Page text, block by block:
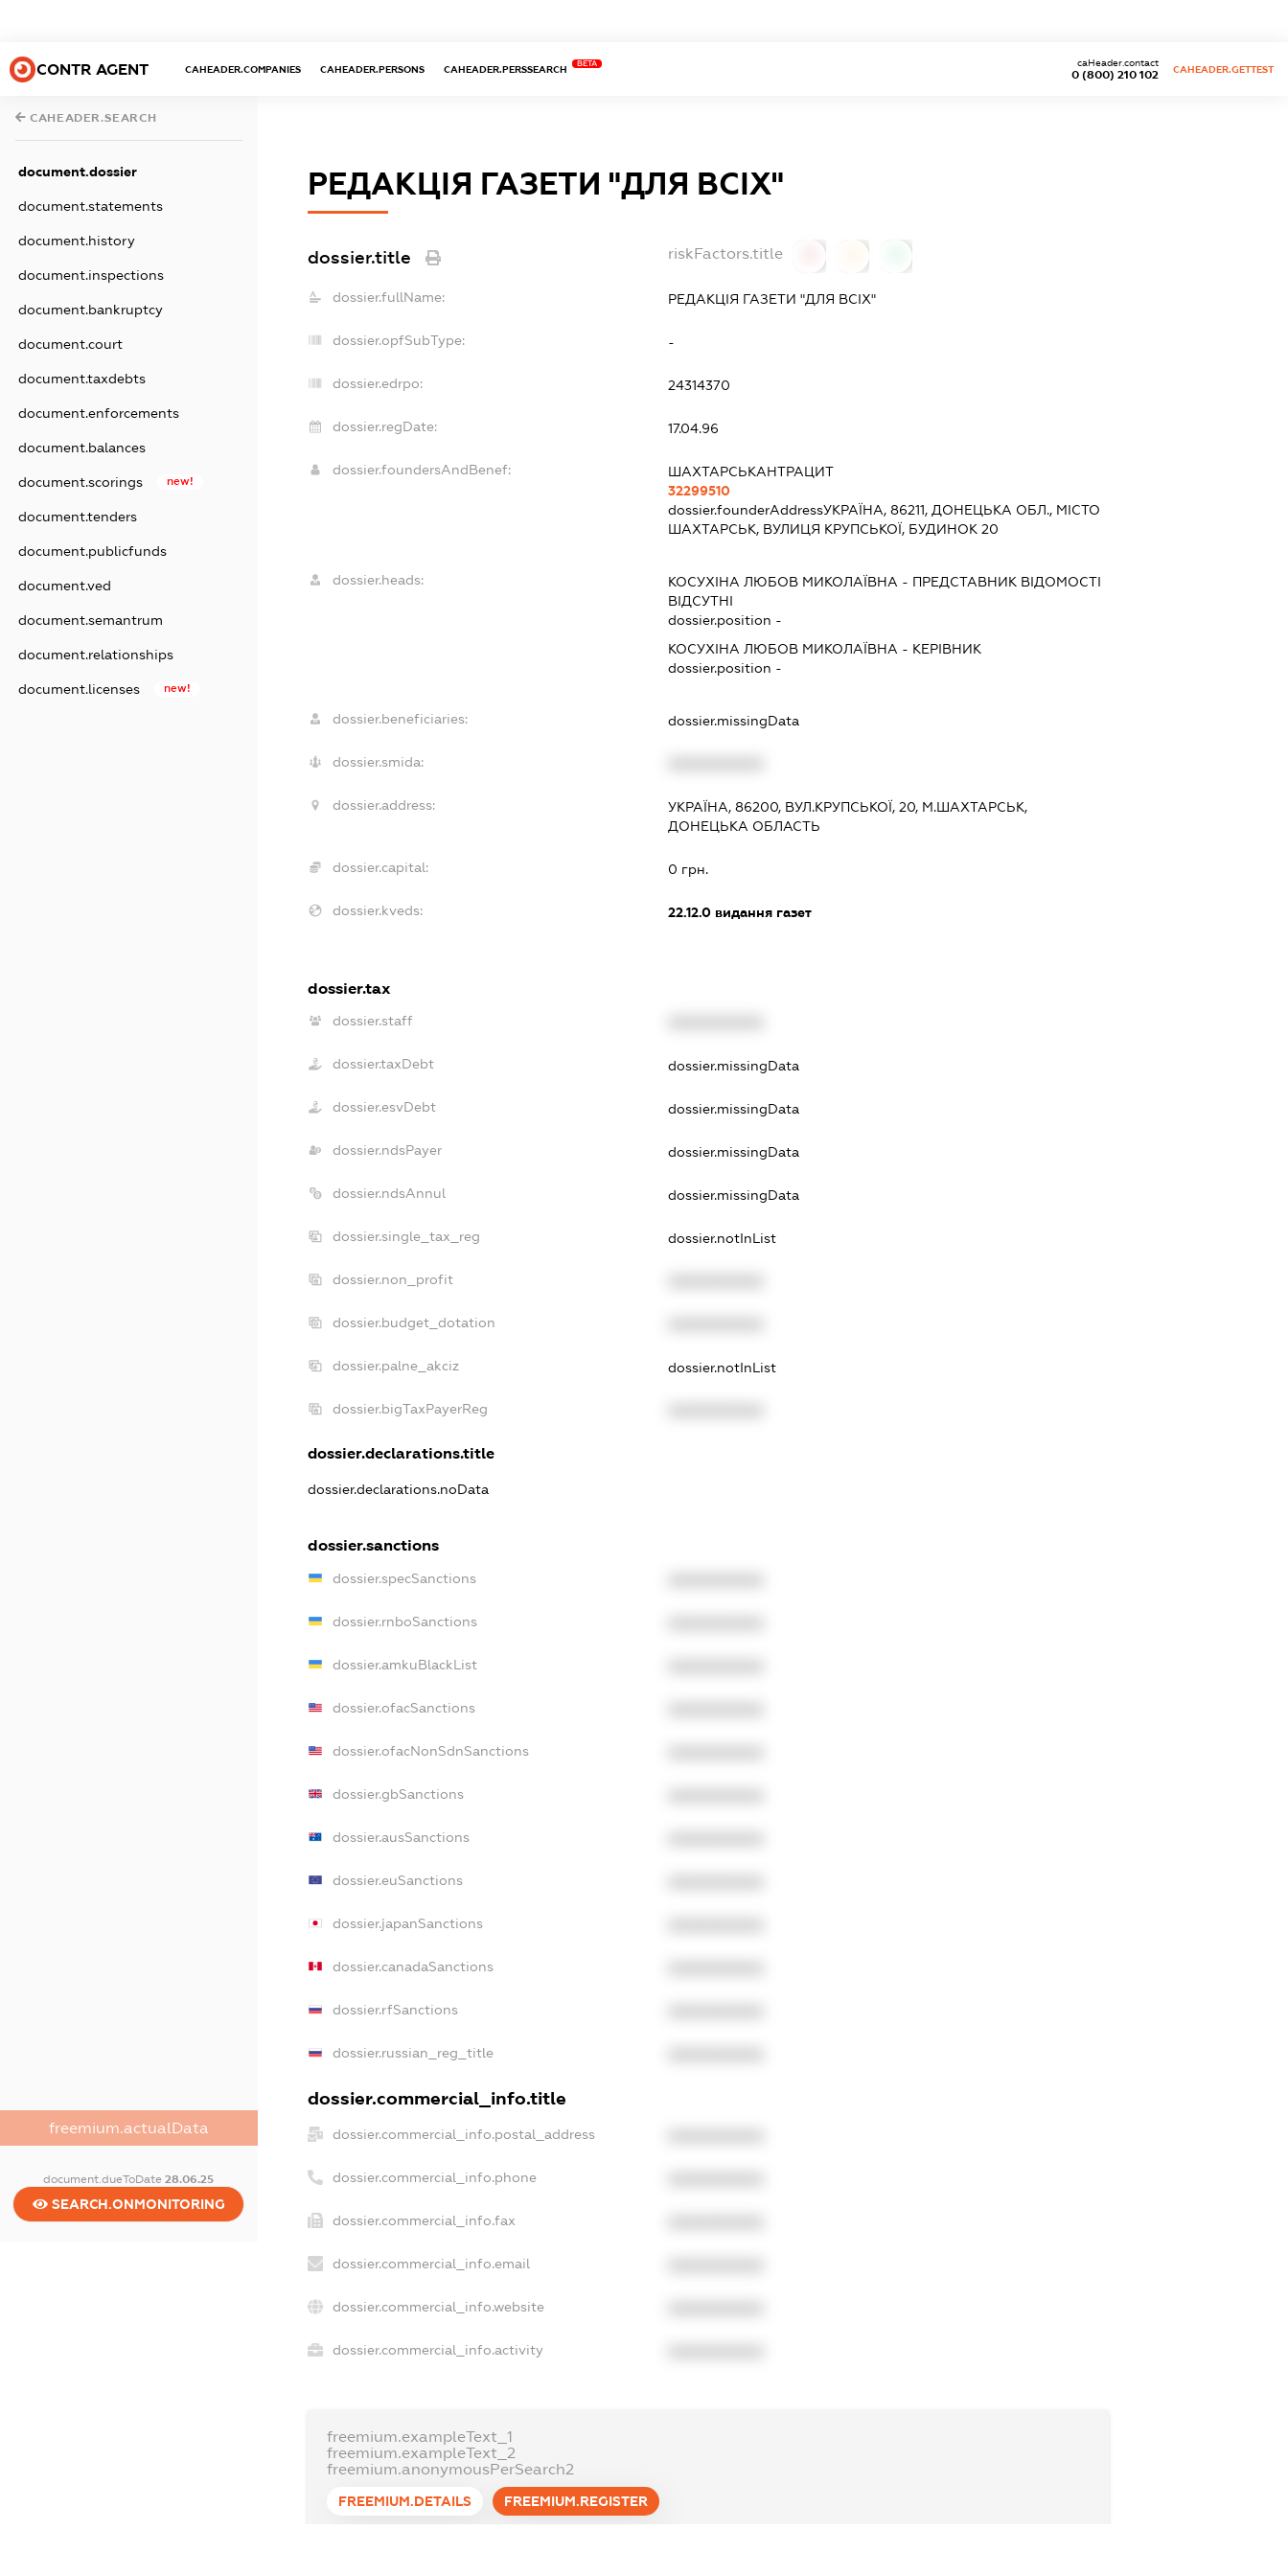
CONTR AGENT CAHEADER.COMPANIES CAHEADER.PERSONS CAHEADER.PERSSEARCH
BETA
0 (800) 210 102
caHeader.contact
CAHEADER.GETTEST
CAHEADER.SEARCH
document.dossier
document.statements
document.history
document.inspections
document.bankruptcy
document.court
document.taxdebts
document.enforcements
document.balances
document.scorings new!
document.tenders
document.publicfunds
document.ved
document.semantrum
document.relationships
document.licenses new!
freemium.actualData
document.dueToDate28.06.25
SEARCH.ONMONITORING
РЕДАКЦІЯ ГАЗЕТИ "ДЛЯ ВСІХ"
dossier.title riskFactors.title
dossier.fullName: РЕДАКЦІЯ ГАЗЕТИ "ДЛЯ ВСІХ"
dossier.opfSubType: -
dossier.edrpo: 24314370
dossier.regDate: 17.04.96
dossier.foundersAndBenef:
ШАХТАРСЬКАНТРАЦИТ
32299510
dossier.founderAddressУКРАЇНА, 86211, ДОНЕЦЬКА ОБЛ., МІСТО
ШАХТАРСЬК, ВУЛИЦЯ КРУПСЬКОЇ, БУДИНОК 20
dossier.heads: КОСУХІНА ЛЮБОВ МИКОЛАЇВНА - ПРЕДСТАВНИК ВІДОМОСТІ
ВІДСУТНІ
dossier.position -
КОСУХІНА ЛЮБОВ МИКОЛАЇВНА - КЕРІВНИК
dossier.position -
dossier.beneficiaries: dossier.missingData
dossier.smida:
dossier.address:
УКРАЇНА, 86200, ВУЛ.КРУПСЬКОЇ, 20, М.ШАХТАРСЬК,
ДОНЕЦЬКА ОБЛАСТЬ
dossier.capital: 0 грн.
dossier.kveds: 22.12.0 видання газет
dossier.tax
dossier.staff
dossier.taxDebt dossier.missingData
dossier.esvDebt dossier.missingData
dossier.ndsPayer dossier.missingData
dossier.ndsAnnul dossier.missingData
dossier.single_tax_reg dossier.notInList
dossier.non_profit
dossier.budget_dotation
dossier.palne_akciz dossier.notInList
dossier.bigTaxPayerReg
dossier.declarations.title
dossier.declarations.noData
dossier.sanctions
dossier.specSanctions
dossier.rnboSanctions
dossier.amkuBlackList
dossier.ofacSanctions
dossier.ofacNonSdnSanctions
dossier.gbSanctions
dossier.ausSanctions
dossier.euSanctions
dossier.japanSanctions
dossier.canadaSanctions
dossier.rfSanctions
dossier.russian_reg_title
dossier.commercial_info.title
dossier.commercial_info.postal_address
dossier.commercial_info.phone
dossier.commercial_info.fax
dossier.commercial_info.email
dossier.commercial_info.website
dossier.commercial_info.activity
freemium.exampleText_1
freemium.exampleText_2
freemium.anonymousPerSearch2
FREEMIUM.DETAILS FREEMIUM.REGISTER